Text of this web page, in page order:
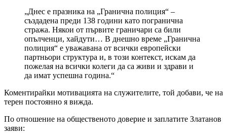
„Днес е празника на „Гранична полиция“ –
създадена преди 138 години като погранична
стража. Някои от първите граничари са били
опълченци, хайдути… В днешно време „Гранична
полиция“ е уважавана от всички европейски
партньори структура и, в този контекст, искам да
пожелая на всички колеги да са живи и здрави и
да имат успешна година.“
Коментирайки мотивацията на служителите, той добави, че на
терен постоянно я вижда.
По отношение на общественото доверие и заплатите Златанов
заяви: